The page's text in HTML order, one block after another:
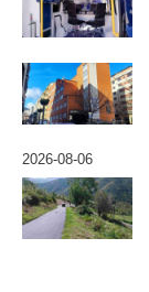
2026-08-06